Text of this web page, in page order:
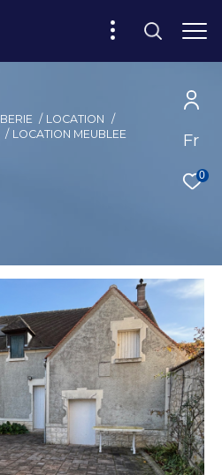
Fr
0
LOCATION
LOCATION MEUBLEE